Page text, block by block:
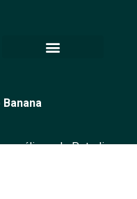
análises de Petrolina e